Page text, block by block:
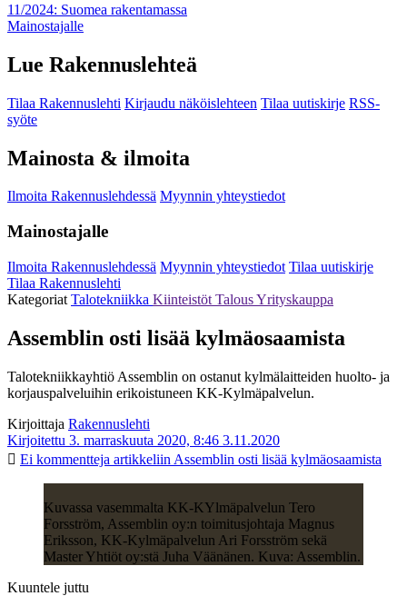
11/2024: Suomea rakentamassa
Mainostajalle
Lue Rakennuslehteä
Tilaa Rakennuslehti Kirjaudu näköislehteen Tilaa uutiskirje RSS-
syöte
Mainosta & ilmoita
Ilmoita Rakennuslehdessä Myynnin yhteystiedot
Mainostajalle
Ilmoita Rakennuslehdessä Myynnin yhteystiedot Tilaa uutiskirje
Tilaa Rakennuslehti
Kategoriat Talotekniikka Kiinteistöt TalousYrityskauppa
Assemblin osti lisää kylmäosaamista
Talotekniikkayhtiö Assemblin on ostanut kylmälaitteiden huolto- ja
korjauspalveluihin erikoistuneen KK-Kylmäpalvelun.
Kirjoittaja Rakennuslehti
Kirjoitettu 3. marraskuuta 2020, 8:46 3.11.2020
Ei kommentteja artikkeliin Assemblin osti lisää kylmäosaamista
Kuvassa vasemmalta KK-KYlmäpalvelun Tero
Forsström, Assemblin oy:n toimitusjohtaja Magnus
Eriksson, KK-Kylmäpalvelun Ari Forsström sekä
Master Yhtiöt oy:stä Juha Väänänen. Kuva: Assemblin.
Kuuntele juttu